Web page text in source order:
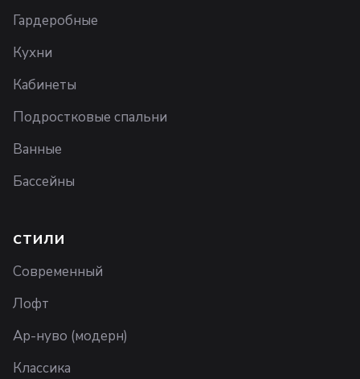
Гардеробные
Кухни
Кабинеты
Подростковые спальни
Ванные
Бассейны
СТИЛИ
Современный
Лофт
Ар-нуво (модерн)
Классика